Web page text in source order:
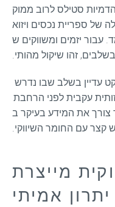
סטילס לרוב ממוק
של ספריית נכסים ויזוא
עבור יזמים ומשווקים ש
זהו שיקול מהותי.
צורך את המידע בעיקר ב
קצר עם החומר השיווקי.
מייצרת
יתרון אמיתי